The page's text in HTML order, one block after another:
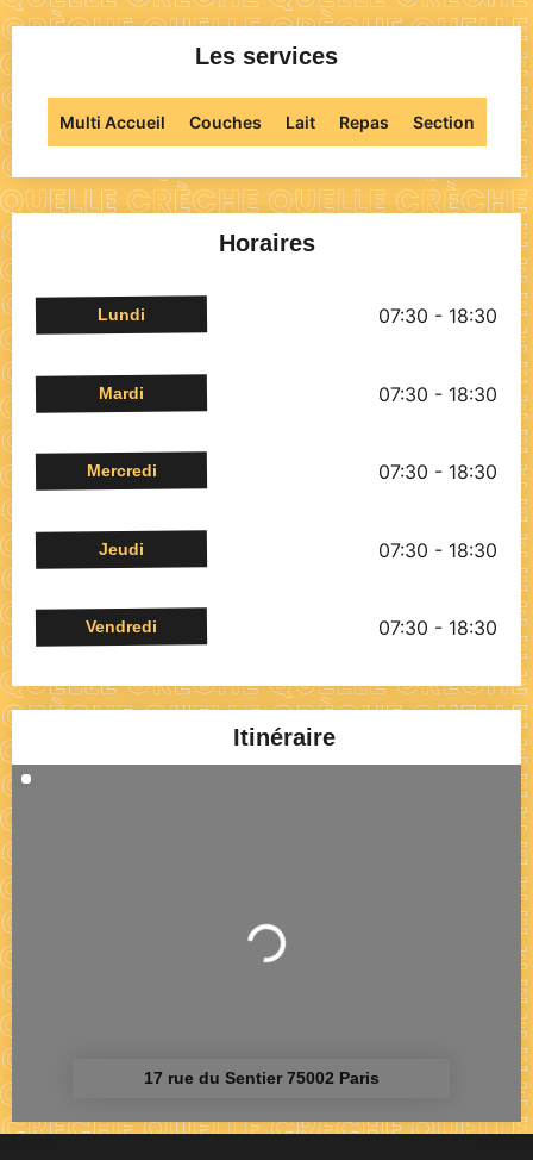
Les services
Multi Accueil Couches Lait Repas Section
Horaires
Lundi 07:30 - 18:30
Mardi 07:30 - 18:30
Mercredi 07:30 - 18:30
Jeudi 07:30 - 18:30
Vendredi 07:30 - 18:30
Itinéraire
Chargement...
17 rue du Sentier 75002 Paris